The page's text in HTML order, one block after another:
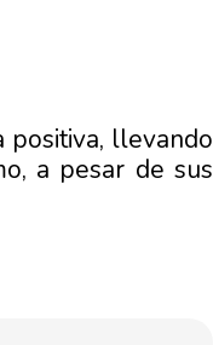
positiva, llevando
a pesar de sus